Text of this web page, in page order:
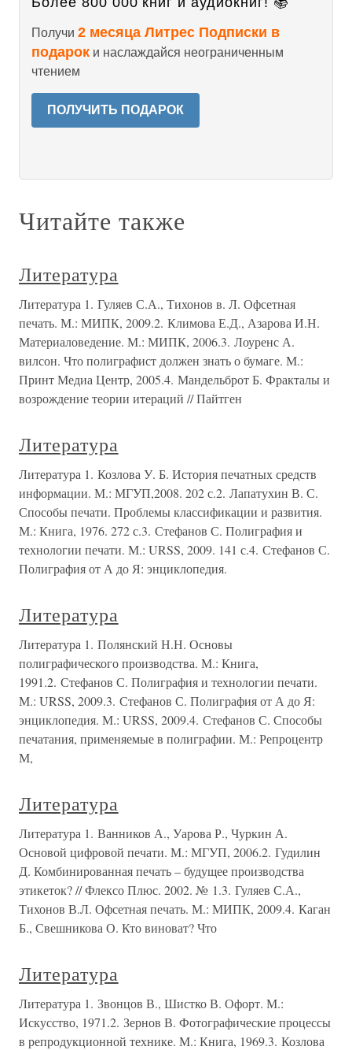
Получи 2 месяца Литрес Подписки в
подарок и наслаждайся неограниченным
чтением
ПОЛУЧИТЬ ПОДАРОК
Читайте также
Литература
Литература 1. Гуляев С.А., Тихонов в. Л. Офсетная
печать. М.: МИПК, 2009.2. Климова Е.Д., Азарова И.Н.
Материаловедение. М.: МИПК, 2006.3. Лоуренс А.
вилсон. Что полиграфист должен знать о бумаге. М.:
Принт Медиа Центр, 2005.4. Мандельброт Б. Фракталы и
возрождение теории итераций // Пайтген
Литература
Литература 1. Козлова У. Б. История печатных средств
информации. М.: МГУП,2008. 202 с.2. Лапатухин В. С.
Способы печати. Проблемы классификации и развития.
М.: Книга, 1976. 272 с.3. Стефанов С. Полиграфия и
технологии печати. М.: URSS, 2009. 141 с.4. Стефанов С.
Полиграфия от А до Я: энциклопедия.
Литература
Литература 1. Полянский Н.Н. Основы
полиграфического производства. М.: Книга,
1991.2. Стефанов С. Полиграфия и технологии печати.
М.: URSS, 2009.3. Стефанов С. Полиграфия от А до Я:
энциклопедия. М.: URSS, 2009.4. Стефанов С. Способы
печатания, применяемые в полиграфии. М.: Репроцентр
М,
Литература
Литература 1. Ванников А., Уарова Р., Чуркин А.
Основой цифровой печати. М.: МГУП, 2006.2. Гудилин
Д. Комбинированная печать – будущее производства
этикеток? // Флексо Плюс. 2002. № 1.3. Гуляев С.А.,
Тихонов В.Л. Офсетная печать. М.: МИПК, 2009.4. Каган
Б., Свешникова О. Кто виноват? Что
Литература
Литература 1. Звонцов В., Шистко В. Офорт. М.:
Искусство, 1971.2. Зернов В. Фотографические процессы
в репродукционной технике. М.: Книга, 1969.3. Козлова